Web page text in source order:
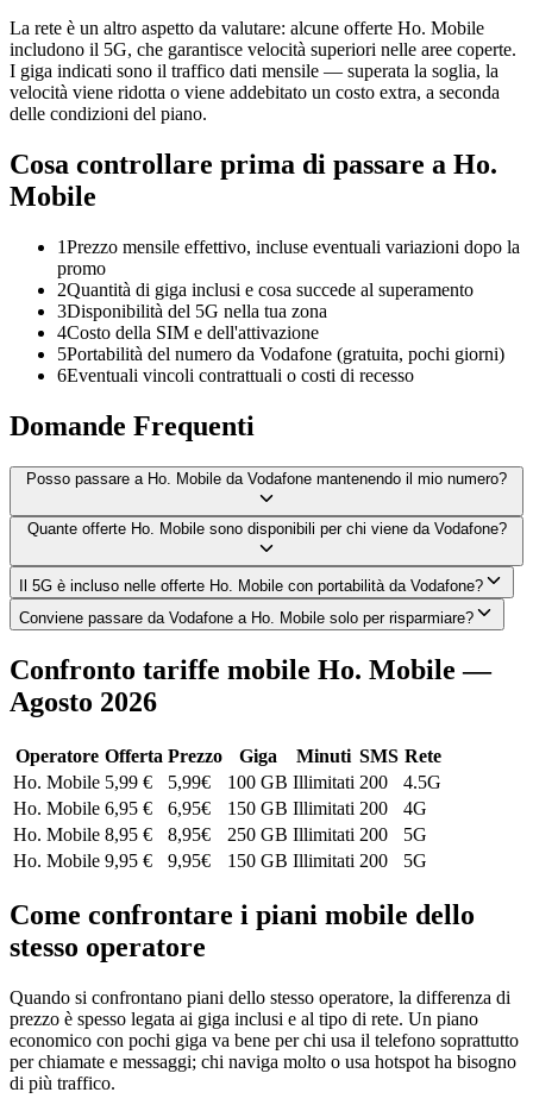
La rete è un altro aspetto da valutare: alcune offerte Ho. Mobile
includono il 5G, che garantisce velocità superiori nelle aree coperte.
I giga indicati sono il traffico dati mensile — superata la soglia, la
velocità viene ridotta o viene addebitato un costo extra, a seconda
delle condizioni del piano.
Cosa controllare prima di passare a Ho.
Mobile
1Prezzo mensile effettivo, incluse eventuali variazioni dopo la
promo
2Quantità di giga inclusi e cosa succede al superamento
3Disponibilità del 5G nella tua zona
4Costo della SIM e dell'attivazione
5Portabilità del numero da Vodafone (gratuita, pochi giorni)
6Eventuali vincoli contrattuali o costi di recesso
Domande Frequenti
Posso passare a Ho. Mobile da Vodafone mantenendo il mio numero?
Quante offerte Ho. Mobile sono disponibili per chi viene da Vodafone?
Il 5G è incluso nelle offerte Ho. Mobile con portabilità da Vodafone?
Conviene passare da Vodafone a Ho. Mobile solo per risparmiare?
Confronto tariffe mobile Ho. Mobile —
Agosto 2026
Operatore Offerta Prezzo Giga Minuti SMS Rete
Ho. Mobile 5,99 € 5,99€ 100 GB Illimitati 200
4.5G
Ho. Mobile 6,95 € 6,95€ 150 GB Illimitati 200
4G
Ho. Mobile 8,95 € 8,95€ 250 GB Illimitati 200
5G
Ho. Mobile 9,95 € 9,95€ 150 GB Illimitati 200 5G
Come confrontare i piani mobile dello
stesso operatore
Quando si confrontano piani dello stesso operatore, la differenza di
prezzo è spesso legata ai giga inclusi e al tipo di rete. Un piano
economico con pochi giga va bene per chi usa il telefono soprattutto
per chiamate e messaggi; chi naviga molto o usa hotspot ha bisogno
di più traffico.